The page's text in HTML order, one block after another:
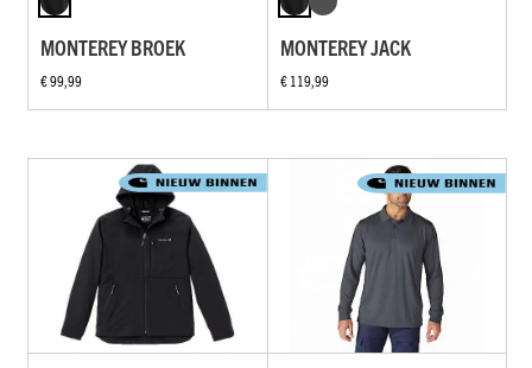
MONTEREY BROEK
€ 99,99
MONTEREY JACK
€ 119,99